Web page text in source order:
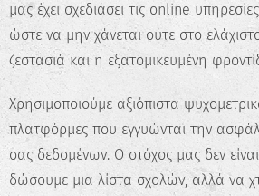
μας έχει σχεδιάσει τις online
ώστε να μην χάνεται ούτε στο
ζεστασιά και η εξατομικευμένη
Χρησιμοποιούμε αξιόπιστα
πλατφόρμες που εγγυώνται την
σας δεδομένων. Ο στόχος μας δεν
δώσουμε μια λίστα σχολών, αλλά να